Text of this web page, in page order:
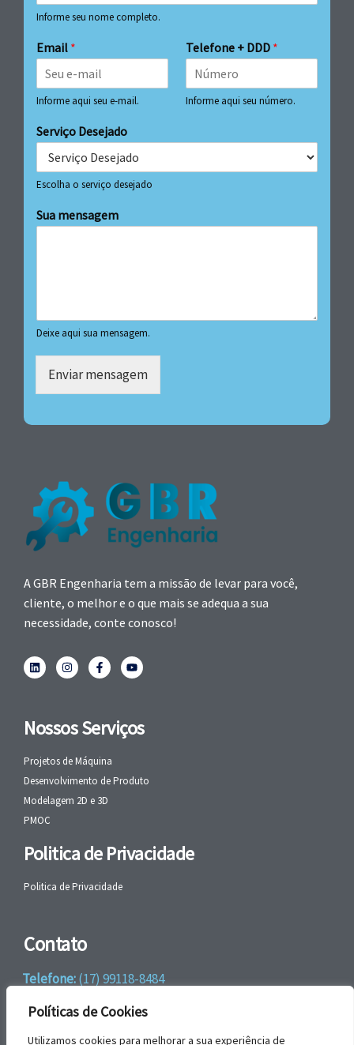
Políticas de Cookies
Utilizamos cookies para melhorar a sua experiência de
Informe seu nome completo.
Email *
Informe aqui seu e-mail.
Telefone + DDD *
Informe aqui seu número.
Serviço Desejado
Escolha o serviço desejado
Sua mensagem
Deixe aqui sua mensagem.
Enviar mensagem
A GBR Engenharia tem a missão de levar para você,
cliente, o melhor e o que mais se adequa a sua
necessidade, conte conosco!
Nossos Serviços
Projetos de Máquina
Desenvolvimento de Produto
Modelagem 2D e 3D
PMOC
Politica de Privacidade
Politica de Privacidade
Contato
Telefone:(17) 99118-8484
WhatsApp:+55 (17) 99118-8484
email:faleconosco@gbrengenharia.com